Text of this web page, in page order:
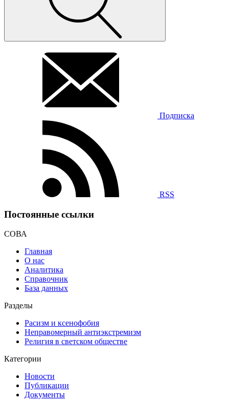
Подписка
RSS
Постоянные ссылки
СОВА
Главная
О нас
Аналитика
Справочник
База данных
Разделы
Расизм и ксенофобия
Неправомерный антиэкстремизм
Религия в светском обществе
Категории
Новости
Публикации
Документы